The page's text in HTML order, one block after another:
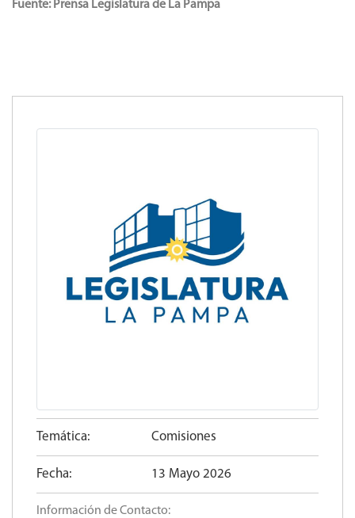
Fuente: Prensa Legislatura de La Pampa
Temática: Comisiones
Fecha: 13 Mayo 2026
Información de Contacto: